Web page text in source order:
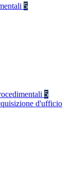
5
5
d'ufficio